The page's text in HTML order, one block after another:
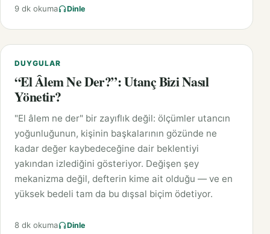
9 dk okuma Dinle
DUYGULAR
“El Âlem Ne Der?”: Utanç Bizi Nasıl
Yönetir?
"El âlem ne der" bir zayıflık değil: ölçümler utancın
yoğunluğunun, kişinin başkalarının gözünde ne
kadar değer kaybedeceğine dair beklentiyi
yakından izlediğini gösteriyor. Değişen şey
mekanizma değil, defterin kime ait olduğu — ve en
yüksek bedeli tam da bu dışsal biçim ödetiyor.
8 dk okuma Dinle